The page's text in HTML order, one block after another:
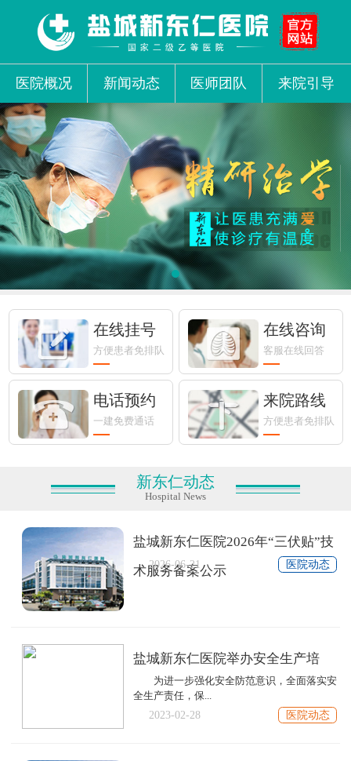
医院概况 新闻动态 医师团队 来院引导
在线挂号
方便患者免排队
在线咨询
客服在线回答
电话预约
一建免费通话
来院路线
方便患者免排队
新东仁动态
Hospital News
盐城新东仁医院2026年“三伏贴”技
术服务备案公示
2026-06-21 医院动态
盐城新东仁医院举办安全生产培
为进一步强化安全防范意识，全面落实安
全生产责任，保...
2023-02-28 医院动态